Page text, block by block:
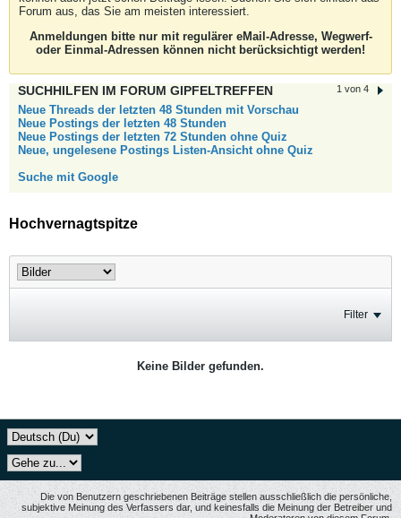
Forum aus, das Sie am meisten interessiert.
Anmeldungen bitte nur mit regulärer eMail-Adresse, Wegwerf-
oder Einmal-Adressen können nicht berücksichtigt werden!
1 von 4
SUCHHILFEN IM FORUM GIPFELTREFFEN
Neue Threads der letzten 48 Stunden mit Vorschau
Neue Postings der letzten 48 Stunden
Neue Postings der letzten 72 Stunden ohne Quiz
Neue, ungelesene Postings Listen-Ansicht ohne Quiz
Suche mit Google
Hochvernagtspitze
Filter
Keine Bilder gefunden.
Die von Benutzern geschriebenen Beiträge stellen ausschließlich die persönliche,
subjektive Meinung des Verfassers dar, und keinesfalls die Meinung der Betreiber und